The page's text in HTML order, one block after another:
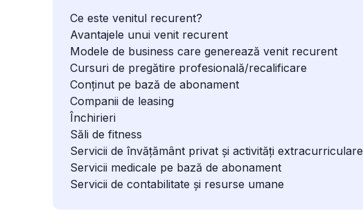
Ce este venitul recurent?
Avantajele unui venit recurent
Modele de business care generează venit recurent
Cursuri de pregătire profesională/recalificare
Conținut pe bază de abonament
Companii de leasing
Închirieri
Săli de fitness
Servicii de învățământ privat și activități extracurriculare
Servicii medicale pe bază de abonament
Servicii de contabilitate și resurse umane